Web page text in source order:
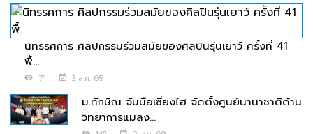
นิทรรศการ ศิลปกรรมร่วมสมัยของศิลปินรุ่นเยาว์ ครั้งที่ 41
พื้...
71 3 ส.ค. 69
ม.ทักษิณ จับมือเซี่ยงไฮ จัดตั้งศูนย์นานาชาติด้าน
วิทยาการแมลง...